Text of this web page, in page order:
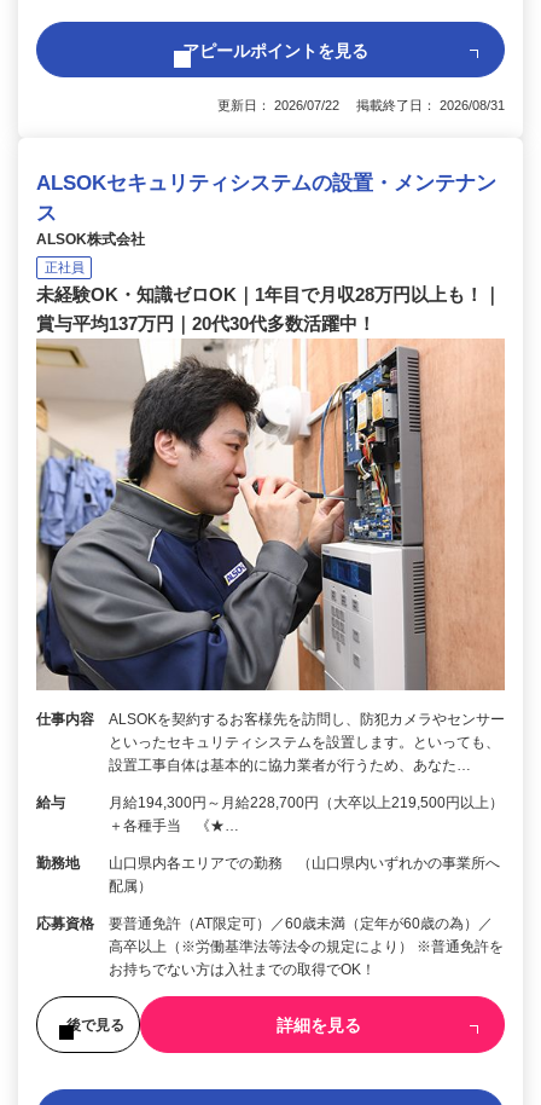
アピールポイントを見る
更新日： 2026/07/22 掲載終了日： 2026/08/31
ALSOKセキュリティシステムの設置・メンテナン
ス
ALSOK株式会社
正社員
未経験OK・知識ゼロOK｜1年目で月収28万円以上も！｜
賞与平均137万円｜20代30代多数活躍中！
仕事内容
ALSOKを契約するお客様先を訪問し、防犯カメラやセンサー
といったセキュリティシステムを設置します。といっても、
設置工事自体は基本的に協力業者が行うため、あなた…
給与
月給194,300円～月給228,700円（大卒以上219,500円以上）
＋各種手当 《★…
勤務地
山口県内各エリアでの勤務 （山口県内いずれかの事業所へ
配属）
応募資格
要普通免許（AT限定可）／60歳未満（定年が60歳の為）／
高卒以上（※労働基準法等法令の規定により） ※普通免許を
お持ちでない方は入社までの取得でOK！
後で見る 詳細を見る